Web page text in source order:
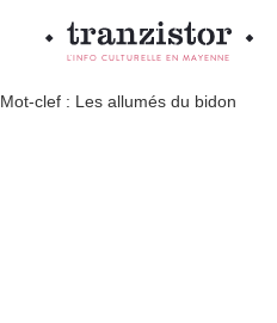
L'INFO CULTURELLE EN MAYENNE
Mot-clef : Les allumés du bidon